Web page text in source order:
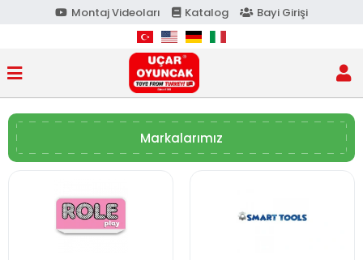
Montaj Videoları Katalog Bayi Girişi
Markalarımız